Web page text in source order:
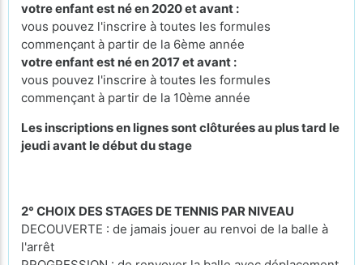
votre enfant est né en 2020 et avant :
vous pouvez l'inscrire à toutes les formules
commençant à partir de la 6ème année
votre enfant est né en 2017 et avant :
vous pouvez l'inscrire à toutes les formules
commençant à partir de la 10ème année
Les inscriptions en lignes sont clôturées au plus tard le
jeudi avant le début du stage
2° CHOIX DES STAGES DE TENNIS PAR NIVEAU
DECOUVERTE : de jamais jouer au renvoi de la balle à
l'arrêt